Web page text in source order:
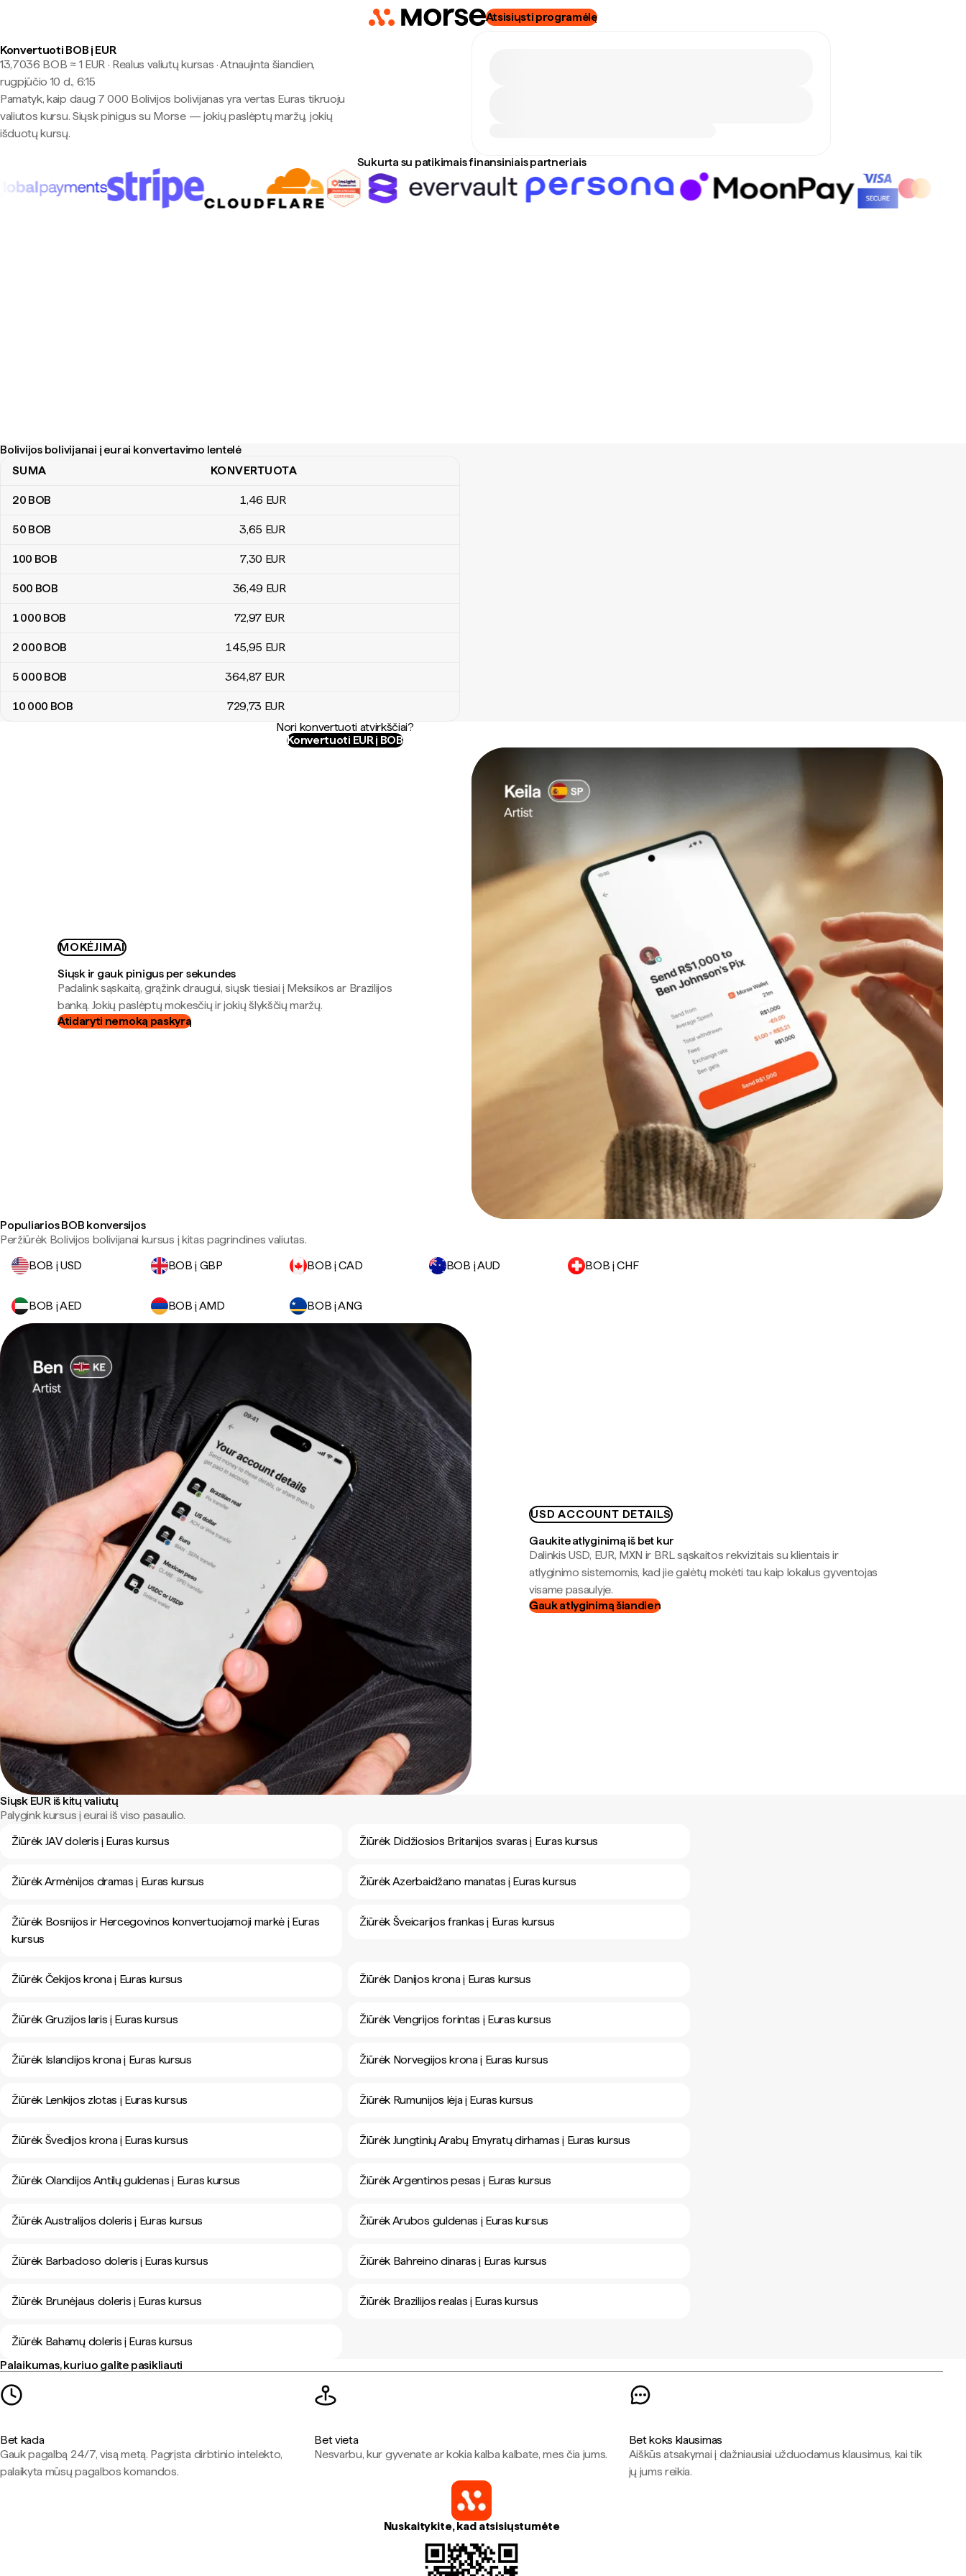
Atsisiųsti programėlę
Konvertuoti BOB į EUR
13,7036 BOB ≈ 1 EUR · Realus valiutų kursas ·Atnaujinta šiandien,
rugpjūčio 10 d., 6:15
Pamatyk, kaip daug 7 000 Bolivijos bolivijanas yra vertas Euras tikruoju
valiutos kursu. Siųsk pinigus su Morse — jokių paslėptų maržų, jokių
išduotų kursų.
Sukurta su patikimais finansiniais partneriais
Bolivijos bolivijanai į eurai konvertavimo lentelė
Bolivijos bolivijanai į eurai konvertavimo lentelė
SUMA KONVERTUOTA
20 BOB 1,46 EUR
50 BOB 3,65 EUR
100 BOB 7,30 EUR
500 BOB 36,49 EUR
1 000 BOB 72,97 EUR
2 000 BOB 145,95 EUR
5 000 BOB 364,87 EUR
10 000 BOB 729,73 EUR
Nori konvertuoti atvirkščiai?
Konvertuoti EUR į BOB
MOKĖJIMAI
Siųsk ir gauk pinigus per sekundes
Padalink sąskaitą, grąžink draugui, siųsk tiesiai į Meksikos ar Brazilijos
banką. Jokių paslėptų mokesčių ir jokių šlykščių maržų.
Atidaryti nemoką paskyrą
Populiarios BOB konversijos
Peržiūrėk Bolivijos bolivijanai kursus į kitas pagrindines valiutas.
BOB į USD
BOB į GBP BOB į CAD BOB į AUD BOB į CHF
BOB į AED BOB į AMD BOB į ANG
USD ACCOUNT DETAILS
Gaukite atlyginimą iš bet kur
Dalinkis USD, EUR, MXN ir BRL sąskaitos rekvizitais su klientais ir
atlyginimo sistemomis, kad jie galėtų mokėti tau kaip lokalus gyventojas
visame pasaulyje.
Gauk atlyginimą šiandien
Siųsk EUR iš kitų valiutų
Palygink kursus į eurai iš viso pasaulio.
Žiūrėk JAV doleris į Euras kursus
Žiūrėk Didžiosios Britanijos svaras į Euras kursus
Žiūrėk Armėnijos dramas į Euras kursus Žiūrėk Azerbaidžano manatas į Euras kursus
Žiūrėk Bosnijos ir Hercegovinos konvertuojamoji markė į Euras
kursus
Žiūrėk Šveicarijos frankas į Euras kursus
Žiūrėk Čekijos krona į Euras kursus Žiūrėk Danijos krona į Euras kursus
Žiūrėk Gruzijos laris į Euras kursus Žiūrėk Vengrijos forintas į Euras kursus
Žiūrėk Islandijos krona į Euras kursus Žiūrėk Norvegijos krona į Euras kursus
Žiūrėk Lenkijos zlotas į Euras kursus Žiūrėk Rumunijos lėja į Euras kursus
Žiūrėk Švedijos krona į Euras kursus Žiūrėk Jungtinių Arabų Emyratų dirhamas į Euras kursus
Žiūrėk Olandijos Antilų guldenas į Euras kursus Žiūrėk Argentinos pesas į Euras kursus
Žiūrėk Australijos doleris į Euras kursus Žiūrėk Arubos guldenas į Euras kursus
Žiūrėk Barbadoso doleris į Euras kursus Žiūrėk Bahreino dinaras į Euras kursus
Žiūrėk Brunėjaus doleris į Euras kursus Žiūrėk Brazilijos realas į Euras kursus
Žiūrėk Bahamų doleris į Euras kursus
Palaikumas, kuriuo galite pasikliauti
Bet kada
Gauk pagalbą 24/7, visą metą. Pagrįsta dirbtinio intelekto,
palaikyta mūsų pagalbos komandos.
Bet vieta
Nesvarbu, kur gyvenate ar kokia kalba kalbate, mes čia jums.
Bet koks klausimas
Aiškūs atsakymai į dažniausiai užduodamus klausimus, kai tik
jų jums reikia.
Nuskaitykite, kad atsisiųstumėte